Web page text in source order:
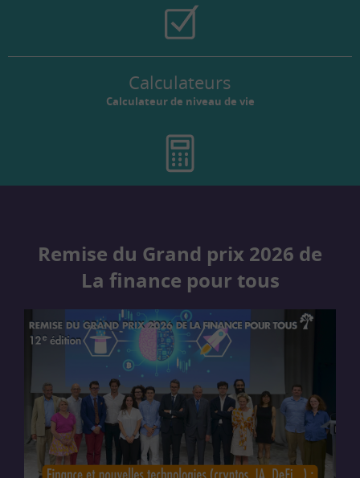
Calculateurs
Calculateur de niveau de vie
Remise du Grand prix 2026 de
La finance pour tous